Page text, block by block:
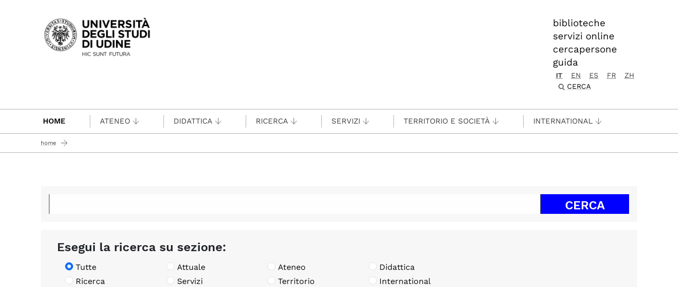
Passa al contenuto principale
biblioteche
servizi online
cercapersone
guida
IT EN ES FR
ZH
CERCA
HOME ATENEO DIDATTICA RICERCA SERVIZI TERRITORIO E SOCIETÀ INTERNATIONAL
home
Esegui la ricerca su sezione:
Tutte Attuale Ateneo
Didattica
Ricerca
Servizi Territorio International